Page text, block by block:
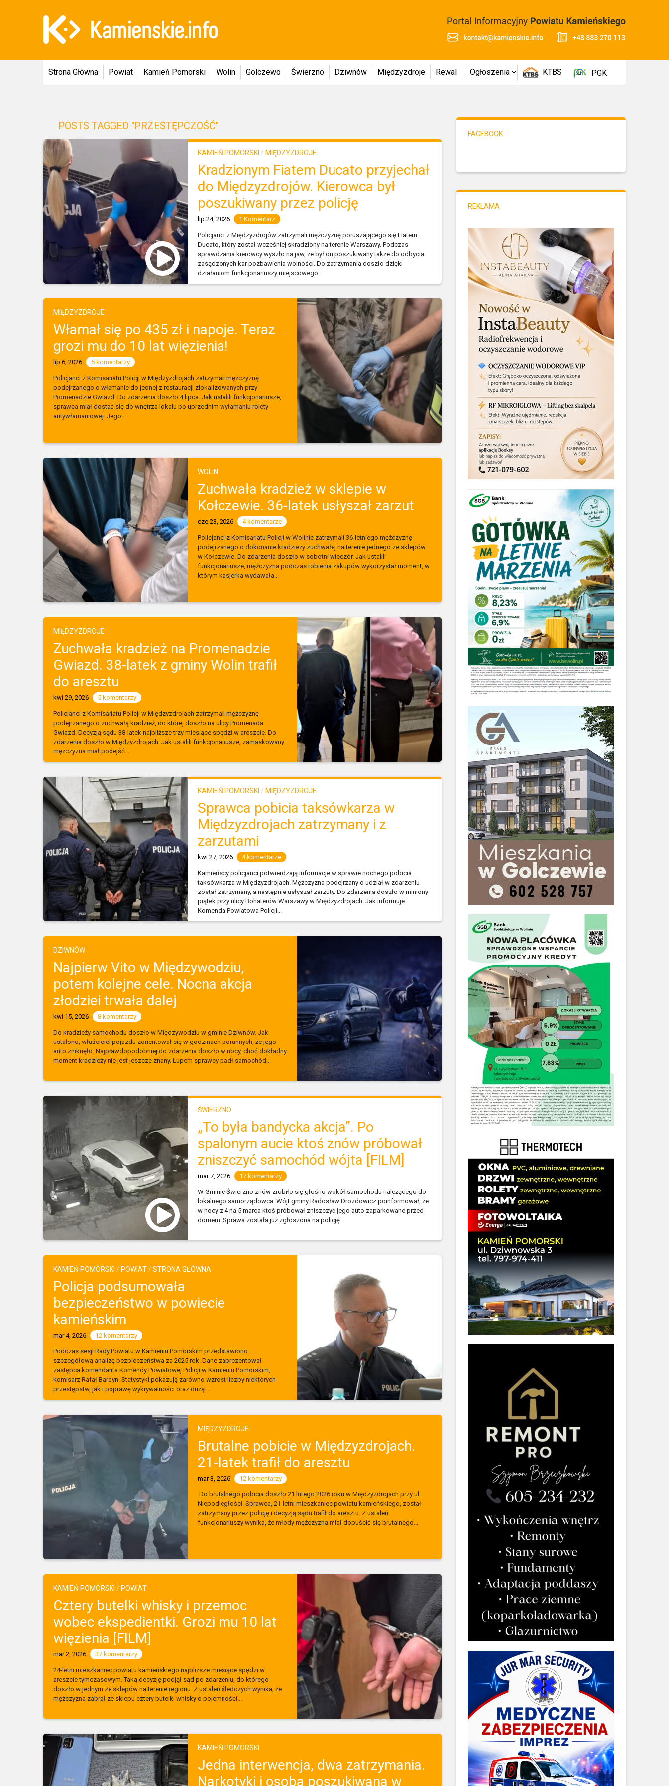
Strona Główna Powiat Kamień Pomorski Wolin Golczewo Świerzno Dziwnów Międzyzdroje Rewal Ogłoszenia KTBS PGK
POSTS TAGGED "PRZESTĘPCZOŚĆ"
KAMIEŃ POMORSKI / MIĘDZYZDROJE
Kradzionym Fiatem Ducato przyjechał
do Międzyzdrojów. Kierowca był
poszukiwany przez policję
lip 24, 2026 1 Komentarz
Policjanci z Międzyzdrojów zatrzymali mężczyznę poruszającego się Fiatem
Ducato, który został wcześniej skradziony na terenie Warszawy. Podczas
sprawdzania kierowcy wyszło na jaw, że był on poszukiwany także do odbycia
zasądzonych kar pozbawienia wolności. Do zatrzymania doszło dzięki
działaniom funkcjonariuszy miejscowego...
MIĘDZYZDROJE
Włamał się po 435 zł i napoje. Teraz
grozi mu do 10 lat więzienia!
lip 6, 2026 5 komentarzy
Policjanci z Komisariatu Policji w Międzyzdrojach zatrzymali mężczyznę
podejrzanego o włamanie do jednej z restauracji zlokalizowanych przy
Promenadzie Gwiazd. Do zdarzenia doszło 4 lipca. Jak ustalili funkcjonariusze,
sprawca miał dostać się do wnętrza lokalu po uprzednim wyłamaniu rolety
antywłamaniowej. Jego...
WOLIN
Zuchwała kradzież w sklepie w
Kołczewie. 36-latek usłyszał zarzut
cze 23, 2026 4 komentarze
Policjanci z Komisariatu Policji w Wolinie zatrzymali 36-letniego mężczyznę
podejrzanego o dokonanie kradzieży zuchwałej na terenie jednego ze sklepów
w Kołczewie. Do zdarzenia doszło w sobotni wieczór. Jak ustalili
funkcjonariusze, mężczyzna podczas robienia zakupów wykorzystał moment, w
którym kasjerka wydawała...
MIĘDZYZDROJE
Zuchwała kradzież na Promenadzie
Gwiazd. 38-latek z gminy Wolin trafił
do aresztu
kwi 29, 2026 5 komentarzy
Policjanci z Komisariatu Policji w Międzyzdrojach zatrzymali mężczyznę
podejrzanego o zuchwałą kradzież, do której doszło na ulicy Promenada
Gwiazd. Decyzją sądu 38-latek najbliższe trzy miesiące spędzi w areszcie. Do
zdarzenia doszło w Międzyzdrojach. Jak ustalili funkcjonariusze, zamaskowany
mężczyzna miał podejść...
KAMIEŃ POMORSKI / MIĘDZYZDROJE
Sprawca pobicia taksówkarza w
Międzyzdrojach zatrzymany i z
zarzutami
kwi 27, 2026 4 komentarze
Kamieńscy policjanci potwierdzają informacje w sprawie nocnego pobicia
taksówkarza w Międzyzdrojach. Mężczyzna podejrzany o udział w zdarzeniu
został zatrzymany, a następnie usłyszał zarzuty. Do zdarzenia doszło w miniony
piątek przy ulicy Bohaterów Warszawy w Międzyzdrojach. Jak informuje
Komenda Powiatowa Policji...
DZIWNÓW
Najpierw Vito w Międzywodziu,
potem kolejne cele. Nocna akcja
złodziei trwała dalej
kwi 15, 2026 8 komentarzy
Do kradzieży samochodu doszło w Międzywodziu w gminie Dziwnów. Jak
ustalono, właściciel pojazdu zorientował się w godzinach porannych, że jego
auto zniknęło. Najprawdopodobniej do zdarzenia doszło w nocy, choć dokładny
moment kradzieży nie jest jeszcze znany. Łupem sprawcy padł samochód...
ŚWIERZNO
„To była bandycka akcja”. Po
spalonym aucie ktoś znów próbował
zniszczyć samochód wójta [FILM]
mar 7, 2026 17 komentarzy
W Gminie Świerzno znów zrobiło się głośno wokół samochodu należącego do
lokalnego samorządowca. Wójt gminy Radosław Drozdowicz poinformował, że
w nocy z 4 na 5 marca ktoś próbował zniszczyć jego auto zaparkowane przed
domem. Sprawa została już zgłoszona na policję....
KAMIEŃ POMORSKI / POWIAT/STRONA GŁÓWNA
Policja podsumowała
bezpieczeństwo w powiecie
kamieńskim
mar 4, 2026 12 komentarzy
Podczas sesji Rady Powiatu w Kamieniu Pomorskim przedstawiono
szczegółową analizę bezpieczeństwa za 2025 rok. Dane zaprezentował
zastępca komendanta Komendy Powiatowej Policji w Kamieniu Pomorskim,
komisarz Rafał Bardyn. Statystyki pokazują zarówno wzrost liczby niektórych
przestępstw, jak i poprawę wykrywalności oraz dużą...
MIĘDZYZDROJE
Brutalne pobicie w Międzyzdrojach.
21-latek trafił do aresztu
mar 3, 2026 12 komentarzy
Do brutalnego pobicia doszło 21 lutego 2026 roku w Międzyzdrojach przy ul.
Niepodległości. Sprawca, 21-letni mieszkaniec powiatu kamieńskiego, został
zatrzymany przez policję i decyzją sądu trafił do aresztu. Z ustaleń
funkcjonariuszy wynika, że młody mężczyzna miał dopuścić się brutalnego...
KAMIEŃ POMORSKI / POWIAT
Cztery butelki whisky i przemoc
wobec ekspedientki. Grozi mu 10 lat
więzienia [FILM]
mar 2, 2026 37 komentarzy
24-letni mieszkaniec powiatu kamieńskiego najbliższe miesiące spędzi w
areszcie tymczasowym. Taką decyzję podjął sąd po zdarzeniu, do którego
doszło w jednym ze sklepów na terenie regionu. Z ustaleń śledczych wynika, że
mężczyzna zabrał ze sklepu cztery butelki whisky o pojemności...
KAMIEŃ POMORSKI
Jedna interwencja, dwa zatrzymania.
Narkotyki i osoba poszukiwana w
FACEBOOK
REKLAMA